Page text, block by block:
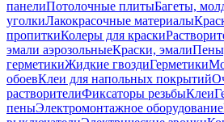
панелиПотолочные плитыБагеты,
уголкиЛакокрасочные материалы
пропиткиКолеры для краски
эмали аэрозольныеКраски, эмали
герметикиЖидкие гвоздиГерметики
обоевКлеи для напольных покрытий
растворителиФиксаторы резьбыКлеи
пеныЭлектромонтажное оборудование